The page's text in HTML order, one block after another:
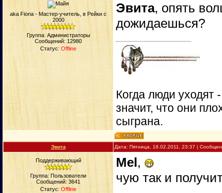
aka Fiona - Мастер-учитель, в Рейки с
2000
Группа: Администраторы
Сообщений: 12980
Статус: Offline
Эвита, опять
дожидаешься?
Когда люди уходят
значит, что они
сыграна.
Эвита Дата: Пятница, 18.02.2011, 23:37 |
Поддерживающий
Группа: Пользователи
Сообщений: 3641
Статус: Offline
Mel,
чую так и